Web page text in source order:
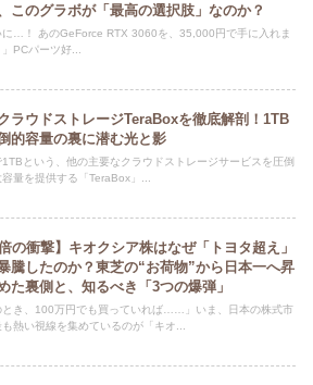
このグラボが「最高の選択肢」なのか？
に…！ あのGeForce RTX 3060を、35,000円で手に入れま
PCパーツ好...
ラウドストレージTeraBoxを徹底解剖！1TB
的容量の裏に潜む光と影
という、他の主要なクラウドストレージサービスを圧倒
量を提供する「TeraBox」...
倍の衝撃】キオクシア株はなぜ「トヨタ超え」
騰したのか？東芝の“お荷物”から日本一へ昇
た裏側と、知るべき「3つの爆弾」
とき、100万円でも買っていれば……」いま、日本の株式市
熱い視線を集めているのが「キオ...